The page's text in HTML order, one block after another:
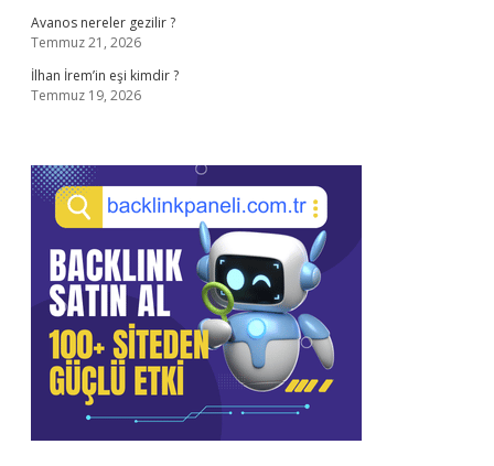
Avanos nereler gezilir ?
Temmuz 21, 2026
İlhan İrem’in eşi kimdir ?
Temmuz 19, 2026